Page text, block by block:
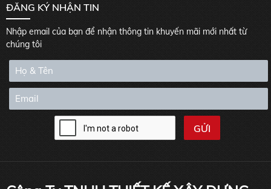
ĐĂNG KÝ NHẬN TIN
Nhập email của bạn để nhận thông tin khuyến mãi mới nhất từ
chúng tôi